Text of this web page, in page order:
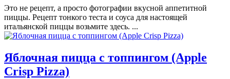
Это не рецепт, а просто фотографии вкусной аппетитной
пиццы. Рецепт тонкого теста и соуса для настоящей
итальянской пиццы возьмите здесь. ...
Яблочная пицца с топпингом (Apple
Crisp Pizza)